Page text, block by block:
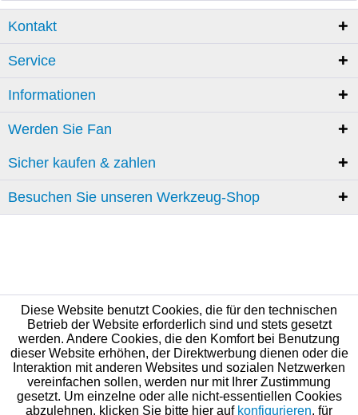
Kontakt
Service
Informationen
Werden Sie Fan
Sicher kaufen & zahlen
Besuchen Sie unseren Werkzeug-Shop
Diese Website benutzt Cookies, die für den technischen
Betrieb der Website erforderlich sind und stets gesetzt
werden. Andere Cookies, die den Komfort bei Benutzung
dieser Website erhöhen, der Direktwerbung dienen oder die
Interaktion mit anderen Websites und sozialen Netzwerken
vereinfachen sollen, werden nur mit Ihrer Zustimmung
gesetzt. Um einzelne oder alle nicht-essentiellen Cookies
abzulehnen, klicken Sie bitte hier auf konfigurieren, für